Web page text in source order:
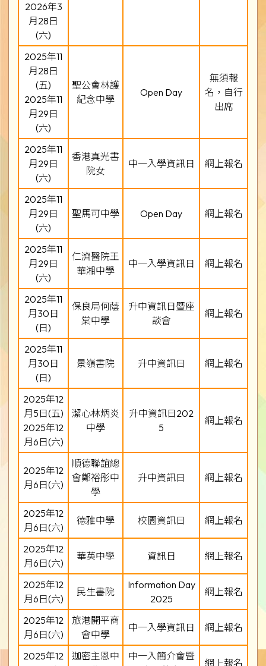
2026年3
月28日
(六)
2025年11
月28日
(五)
2025年11
月29日
(六)
聖公會林護
紀念中學
Open Day
無須報
名，自行
出席
2025年11
月29日
(六)
香港真光書
院女
中一入學資訊日 網上報名
2025年11
月29日
(六)
聖馬可中學 Open Day 網上報名
2025年11
月29日
(六)
仁濟醫院王
華湘中學
中一入學資訊日 網上報名
2025年11
月30日
(日)
保良局何蔭
棠中學
升中資訊日暨座
談會
網上報名
2025年11
月30日
(日)
景嶺書院 升中資訊日 網上報名
2025年12
月5日(五)
2025年12
月6日(六)
潔心林炳炎
中學
升中資訊日202
5
網上報名
2025年12
月6日(六)
順德聯誼總
會鄭裕彤中
學
升中資訊日 網上報名
2025年12
月6日(六)
德雅中學 校園資訊日 網上報名
2025年12
月6日(六)
華英中學 資訊日 網上報名
2025年12
月6日(六)
民生書院
Information Day
2025
網上報名
2025年12
月6日(六)
旅港開平商
會中學
中一入學資訊日 網上報名
2025年12
迦密主恩中
中一入簡介會暨
網上報名